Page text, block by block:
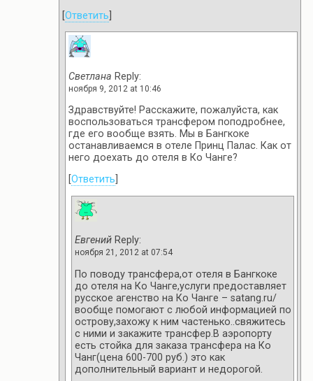
Ответить
Светлана Reply:
ноября 9, 2012 at 10:46
Здравствуйте! Расскажите, пожалуйста, как
воспользоваться трансфером поподробнее,
где его вообще взять. Мы в Бангкоке
останавливаемся в отеле Принц Палас. Как от
него доехать до отеля в Ко Чанге?
Ответить
Евгений Reply:
ноября 21, 2012 at 07:54
По поводу трансфера,от отеля в Бангкоке
до отеля на Ко Чанге,услуги предоставляет
русское агенство на Ко Чанге – satang.ru/
вообще помогают с любой информацией по
острову,захожу к ним частенько..свяжитесь
с ними и закажите трансфер.В аэропорту
есть стойка для заказа трансфера на Ко
Чанг(цена 600-700 руб.) это как
дополнительный вариант и недорогой.